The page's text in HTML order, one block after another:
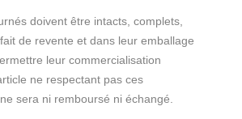
doivent être intacts, complets,
de revente et dans leur emballage
leur commercialisation
ne respectant pas ces
sera ni remboursé ni échangé.